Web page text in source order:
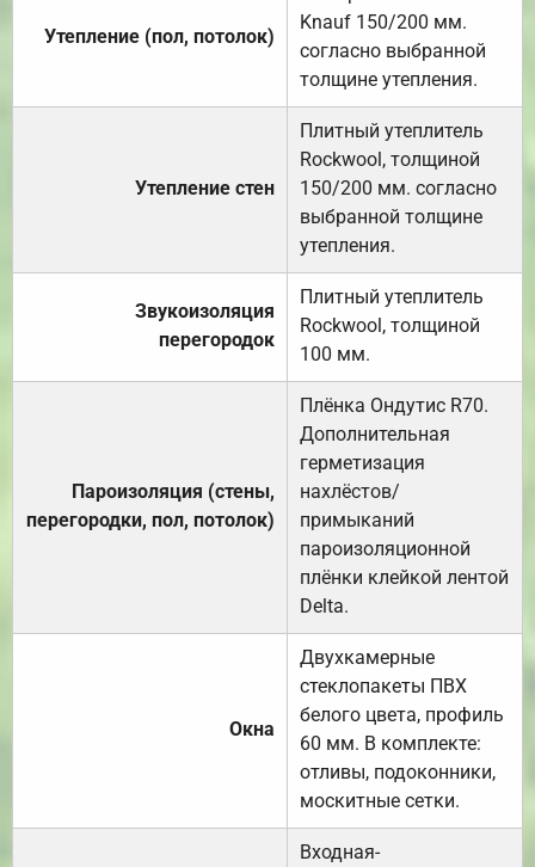
Утепление (пол, потолок)
Knauf 150/200 мм.
согласно выбранной
толщине утепления.
Утепление стен
Плитный утеплитель
Rockwool, толщиной
150/200 мм. согласно
выбранной толщине
утепления.
Звукоизоляция
перегородок
Плитный утеплитель
Rockwool, толщиной
100 мм.
Пароизоляция (стены,
перегородки, пол, потолок)
Плёнка Ондутис R70.
Дополнительная
герметизация
нахлёстов/
примыканий
пароизоляционной
плёнки клейкой лентой
Delta.
Окна
Двухкамерные
стеклопакеты ПВХ
белого цвета, профиль
60 мм. В комплекте:
отливы, подоконники,
москитные сетки.
Входная-